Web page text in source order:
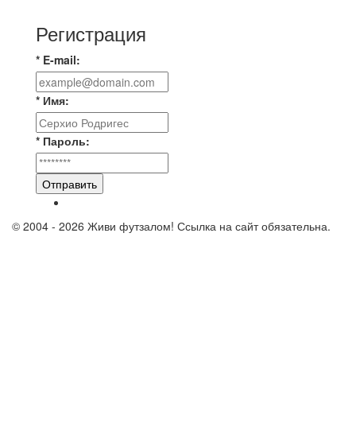
Регистрация
* E-mail:
* Имя:
* Пароль:
Отправить
© 2004 - 2026 Живи футзалом! Ссылка на сайт обязательна.